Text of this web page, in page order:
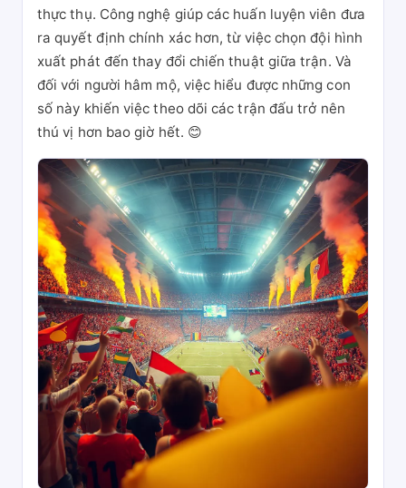
thực thụ. Công nghệ giúp các huấn luyện viên đưa
ra quyết định chính xác hơn, từ việc chọn đội hình
xuất phát đến thay đổi chiến thuật giữa trận. Và
đối với người hâm mộ, việc hiểu được những con
số này khiến việc theo dõi các trận đấu trở nên
thú vị hơn bao giờ hết. 😊